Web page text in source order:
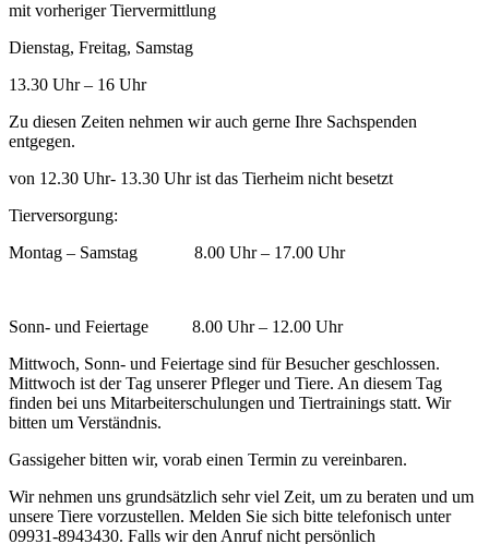
mit vorheriger Tiervermittlung
Dienstag, Freitag, Samstag
13.30 Uhr – 16 Uhr
Zu diesen Zeiten nehmen wir auch gerne Ihre Sachspenden
entgegen.
von 12.30 Uhr- 13.30 Uhr ist das Tierheim nicht besetzt
Tierversorgung:
Montag – Samstag 8.00 Uhr – 17.00 Uhr
Sonn- und Feiertage 8.00 Uhr – 12.00 Uhr
Mittwoch, Sonn- und Feiertage sind für Besucher geschlossen.
Mittwoch ist der Tag unserer Pfleger und Tiere. An diesem Tag
finden bei uns Mitarbeiterschulungen und Tiertrainings statt. Wir
bitten um Verständnis.
Gassigeher bitten wir, vorab einen Termin zu vereinbaren.
Wir nehmen uns grundsätzlich sehr viel Zeit, um zu beraten und um
unsere Tiere vorzustellen. Melden Sie sich bitte telefonisch unter
09931-8943430. Falls wir den Anruf nicht persönlich